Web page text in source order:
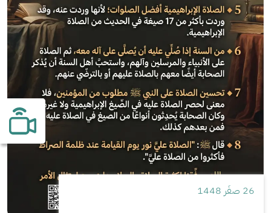
26 صفَر 1448